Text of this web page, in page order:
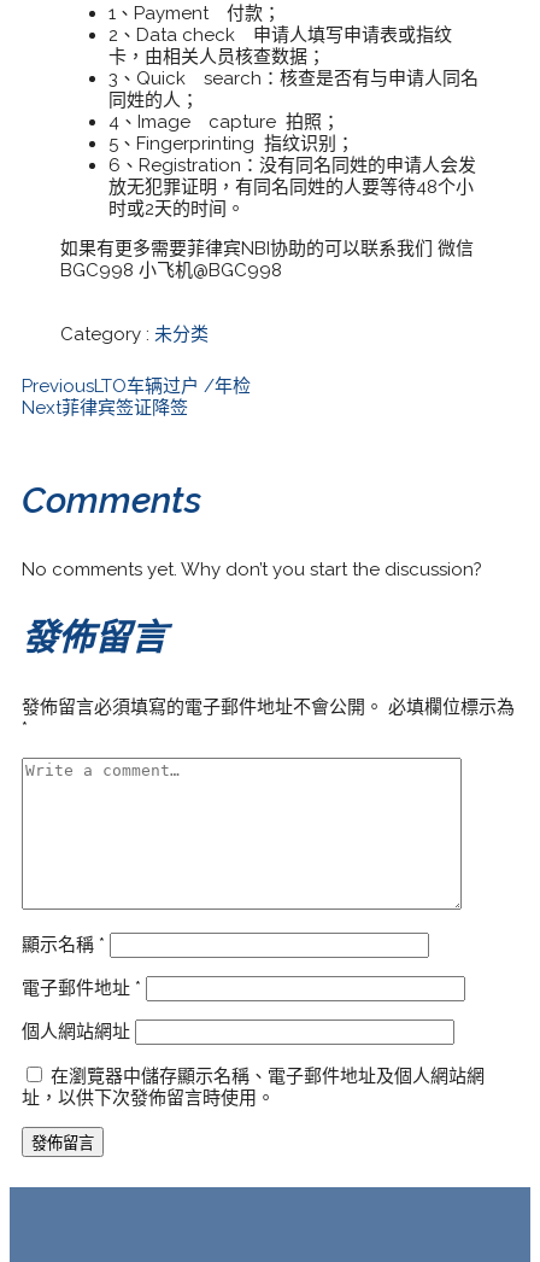
1、Payment 付款；
2、Data check 申请人填写申请表或指纹
卡，由相关人员核查数据；
3、Quick search：核查是否有与申请人同名
同姓的人；
4、Image capture 拍照；
5、Fingerprinting 指纹识别；
6、Registration：没有同名同姓的申请人会发
放无犯罪证明，有同名同姓的人要等待48个小
时或2天的时间。
如果有更多需要菲律宾NBI协助的可以联系我们 微信
BGC998 小飞机@BGC998
Category : 未分类
PreviousLTO车辆过户 /年检
Next菲律宾签证降签
Comments
No comments yet. Why don’t you start the discussion?
發佈留言
發佈留言必須填寫的電子郵件地址不會公開。 必填欄位標示為
*
顯示名稱 *
電子郵件地址 *
個人網站網址
在瀏覽器中儲存顯示名稱、電子郵件地址及個人網站網
址，以供下次發佈留言時使用。